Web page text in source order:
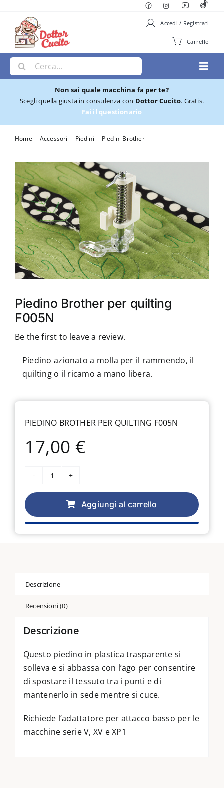
contenuto
Accedi / Registrati
Carrello
Cerca
per:
Macchine per Cucire
Ricamatrici
Taglia cuci
Accessori
Piedini
Blog
Chi sono
Non sai quale macchina fa per te?
Scegli quella giusta in consulenza con Dottor Cucito. Gratis.
Fai il questionario
Home Accessori Piedini
Piedini Brother
Piedino Brother per quilting
F005N
Be the first to leave a review.
Piedino azionato a molla per il rammendo, il
quilting o il ricamo a mano libera.
PIEDINO BROTHER PER QUILTING F005N
17,00€
Piedino
Brother
F005N
quantità
Aggiungi al carrello
Descrizione
Recensioni (0)
Descrizione
Questo piedino in plastica trasparente si
solleva e si abbassa con l’ago per consentire
di spostare il tessuto tra i punti e di
mantenerlo in sede mentre si cuce.
Richiede l’adattatore per attacco basso per le
macchine serie V, XV e XP1